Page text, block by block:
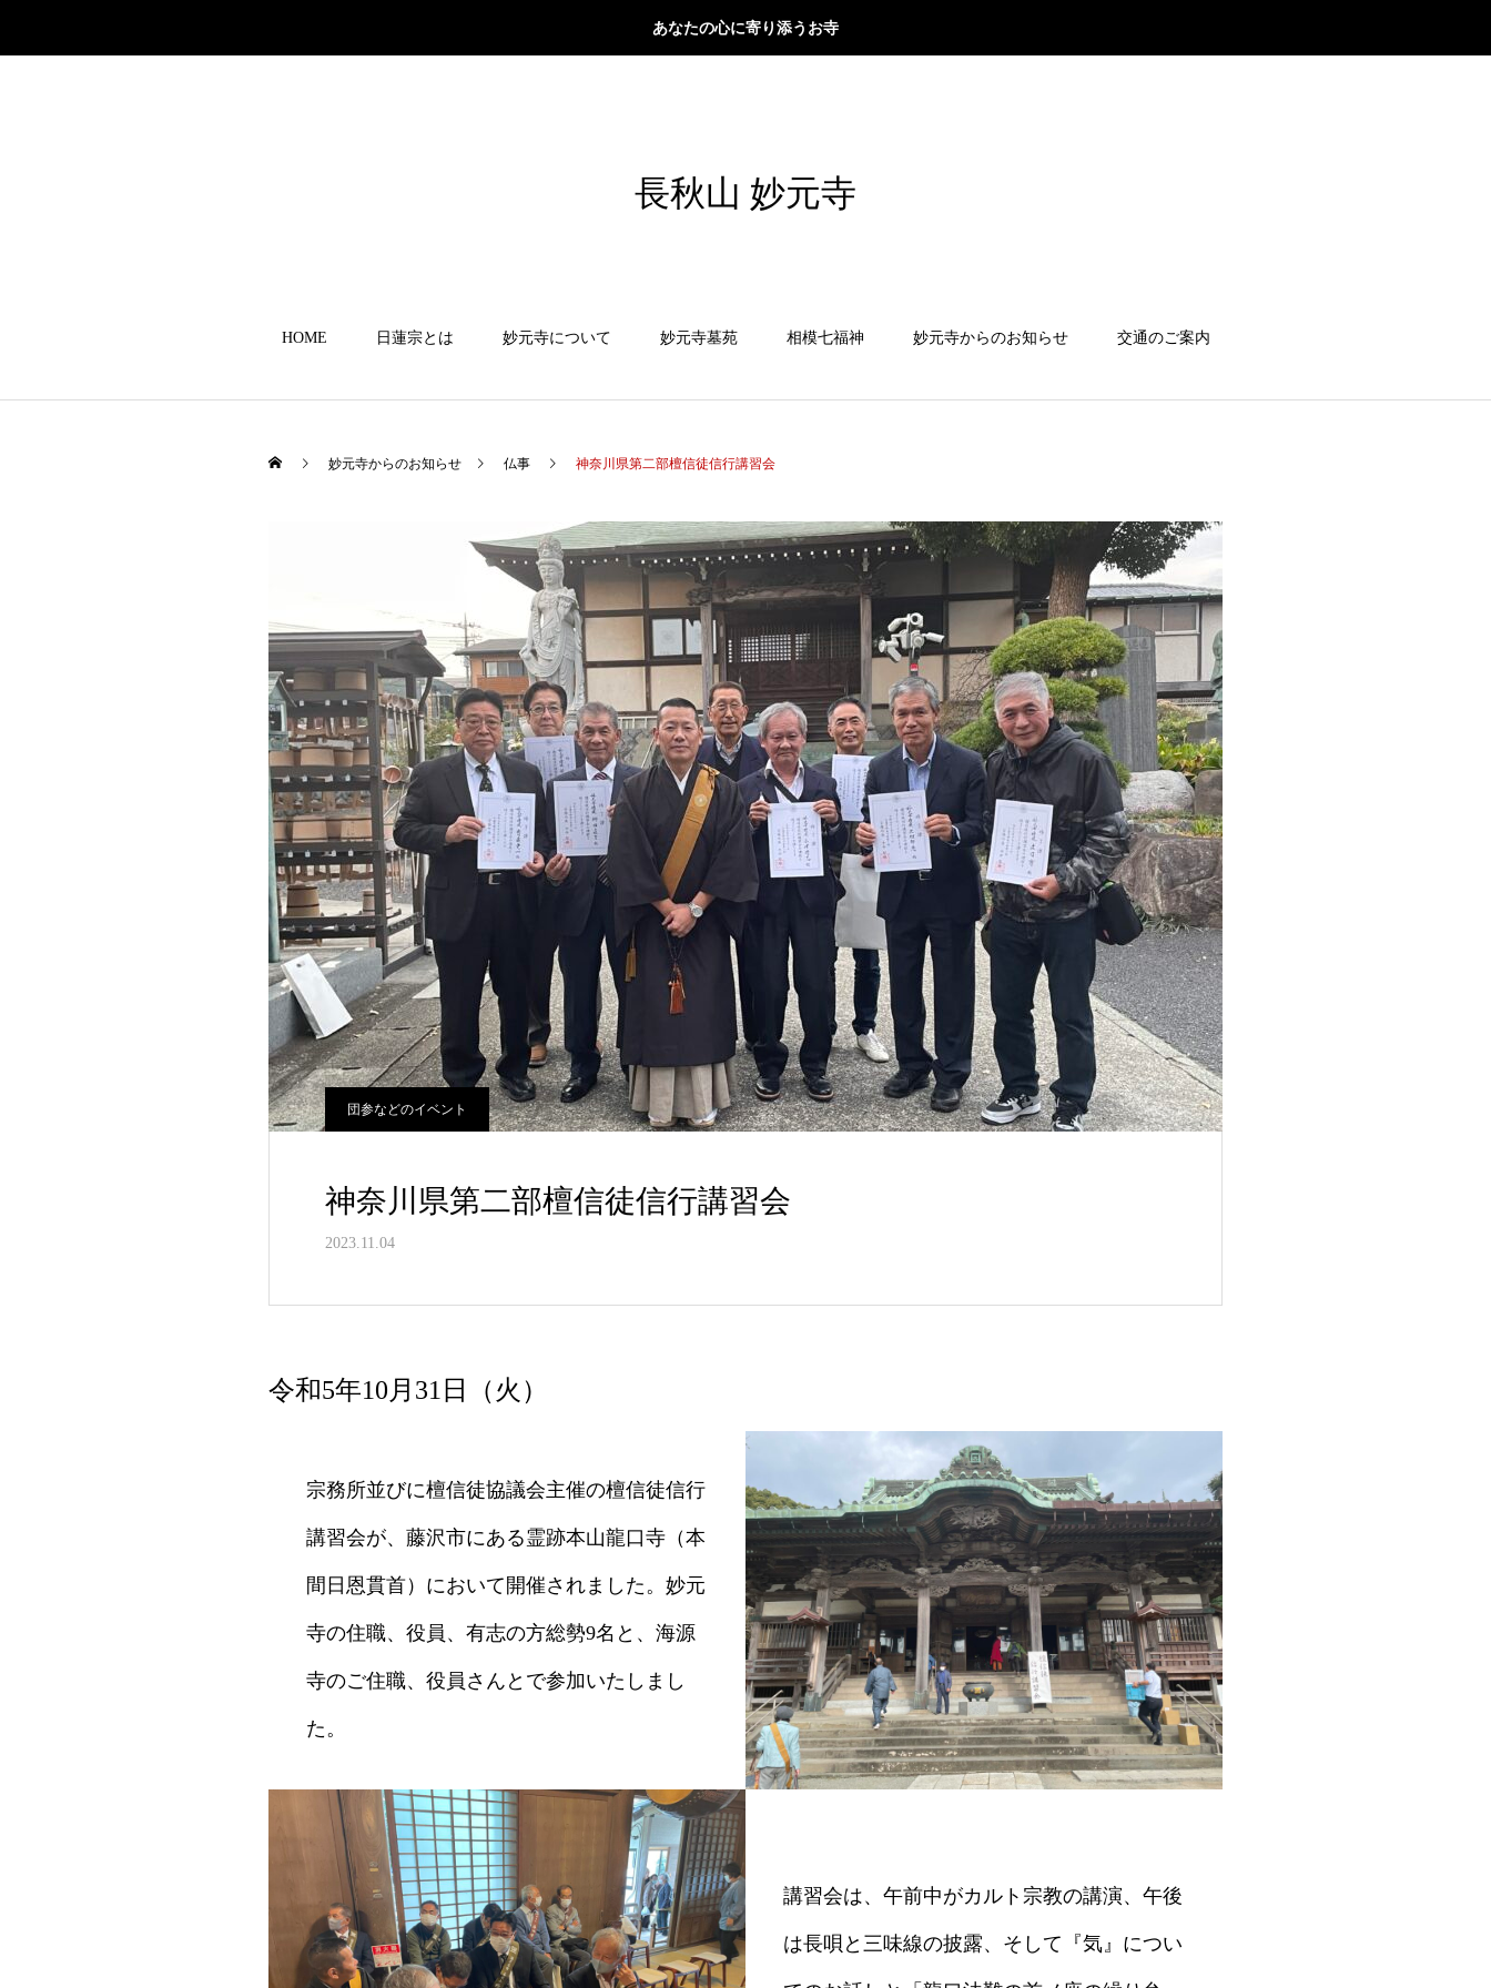
あなたの心に寄り添うお寺
長秋山 妙元寺
HOME 日蓮宗とは 妙元寺について 妙元寺墓苑 相模七福神 妙元寺からのお知らせ 交通のご案内
妙元寺からのお知らせ 仏事 神奈川県第二部檀信徒信行講習会
団参などのイベント
神奈川県第二部檀信徒信行講習会
2023.11.04
令和5年10月31日（火）
宗務所並びに檀信徒協議会主催の檀信徒信行
講習会が、藤沢市にある霊跡本山龍口寺（本
間日恩貫首）において開催されました。妙元
寺の住職、役員、有志の方総勢9名と、海源
寺のご住職、役員さんとで参加いたしまし
た。
講習会は、午前中がカルト宗教の講演、午後
は長唄と三味線の披露、そして『気』につい